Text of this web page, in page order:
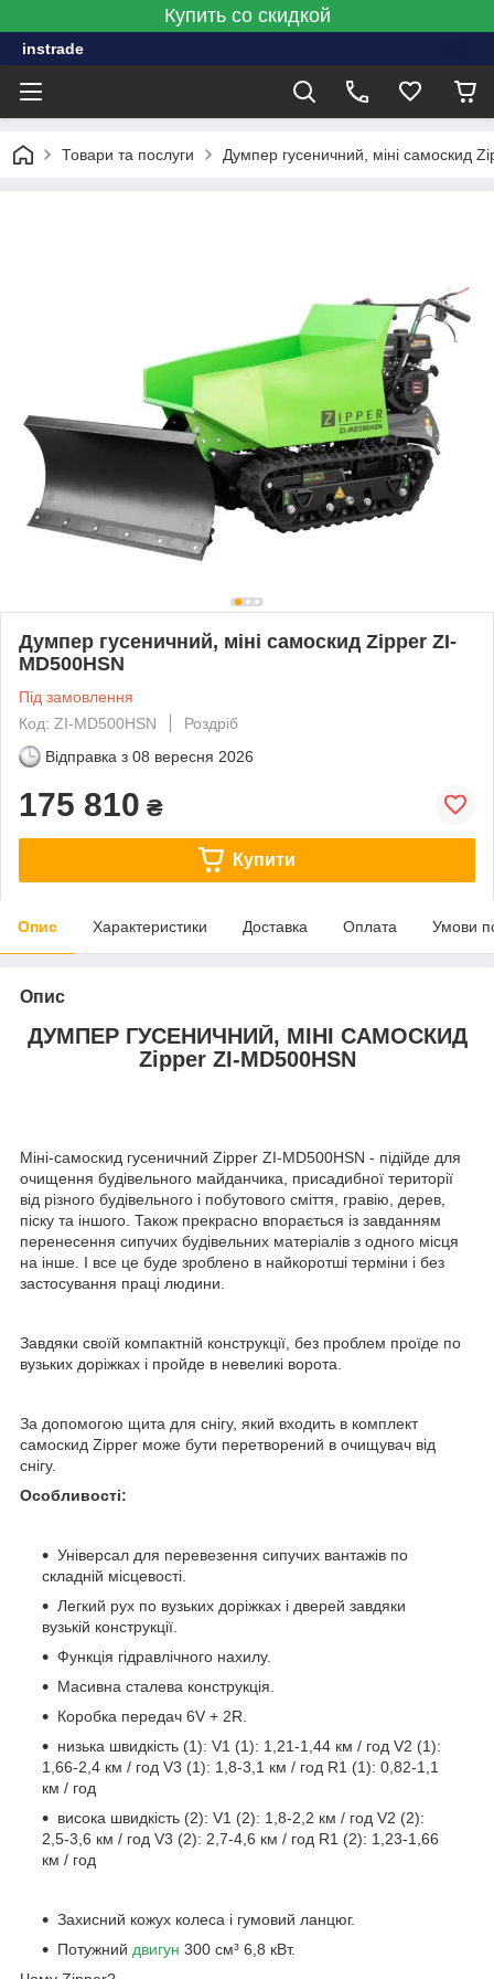
Купить со скидкой
instrade
Товари та послуги Думпер гусеничний, міні самоскид
Думпер гусеничний, міні самоскид Zipper ZI-
MD500HSN
Під замовлення
Код: ZI-MD500HSN
Роздріб
Відправка з 08 вересня 2026
175 810 ₴
Купити
Опис Характеристики Доставка Оплата Умови
Опис
ДУМПЕР ГУСЕНИЧНИЙ, МІНІ САМОСКИД
Zipper ZI-MD500HSN
Міні-самоскид гусеничний Zipper ZI-MD500HSN - підійде для
очищення будівельного майданчика, присадибної території
від різного будівельного і побутового сміття, гравію, дерев,
піску та іншого. Також прекрасно впорається із завданням
перенесення сипучих будівельних матеріалів з одного місця
на інше. І все це буде зроблено в найкоротші терміни і без
застосування праці людини.
Завдяки своїй компактній конструкції, без проблем проїде по
вузьких доріжках і пройде в невеликі ворота.
За допомогою щита для снігу, який входить в комплект
самоскид Zipper може бути перетворений в очищувач від
снігу.
Особливості:
Універсал для перевезення сипучих вантажів по
складній місцевості.
Легкий рух по вузьких доріжках і дверей завдяки
вузькій конструкції.
Функція гідравлічного нахилу.
Масивна сталева конструкція.
Коробка передач 6V + 2R.
низька швидкість (1): V1 (1): 1,21-1,44 км / год V2 (1):
1,66-2,4 км / год V3 (1): 1,8-3,1 км / год R1 (1): 0,82-1,1
км / год
висока швидкість (2): V1 (2): 1,8-2,2 км / год V2 (2):
2,5-3,6 км / год V3 (2): 2,7-4,6 км / год R1 (2): 1,23-1,66
км / год
Захисний кожух колеса і гумовий ланцюг.
Потужний двигун 300 см³ 6,8 кВт.